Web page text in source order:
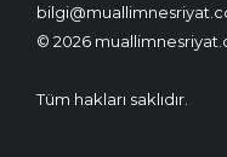
© 2026
Tüm hakları saklıdır.